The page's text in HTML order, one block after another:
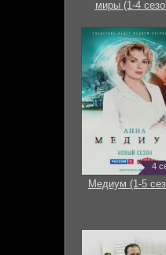
миры (1-4
4
Медиум (1-5